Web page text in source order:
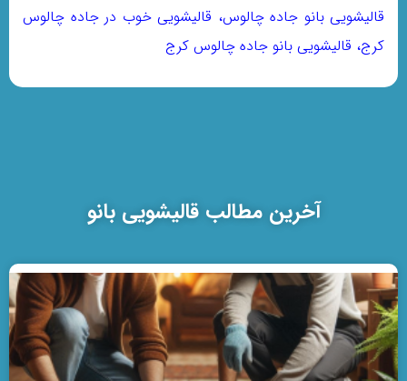
قالیشویی بانو جاده چالوس، قالیشویی خوب در جاده چالوس
کرج، قالیشویی بانو جاده چالوس کرج
آخرین مطالب قالیشویی بانو